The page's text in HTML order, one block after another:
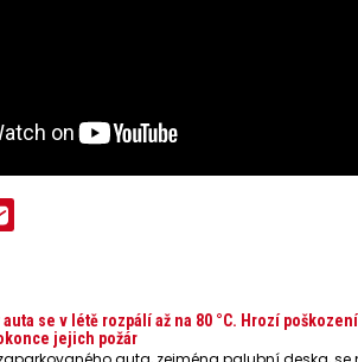
auta se v létě rozpálí až na 80 °C. Hrozí
jejich požár